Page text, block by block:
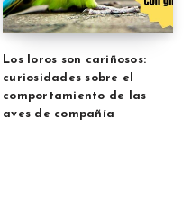
Los loros son cariñosos:
curiosidades sobre el
comportamiento de las
aves de compañía